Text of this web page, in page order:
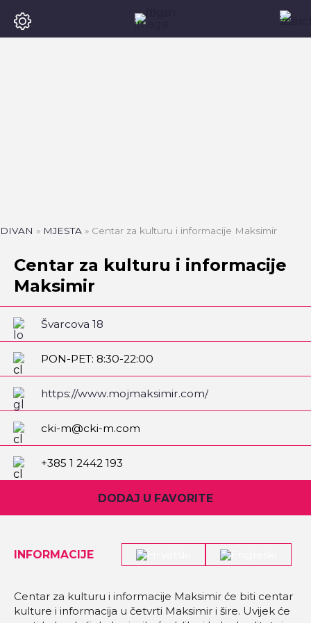
DIVAN » MJESTA » Centar za kulturu i informacije Maksimir
Centar za kulturu i informacije
Maksimir
Švarcova 18
PON-PET: 8:30-22:00
https://www.mojmaksimir.com/
cki-m@cki-m.com
+385 1 2442 193
DODAJ U FAVORITE
INFORMACIJE
Centar za kulturu i informacije Maksimir će biti centar
kulture i informacija u četvrti Maksimir i šire. Uvijek će